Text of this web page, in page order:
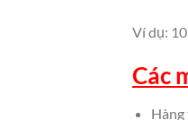
Ví dụ:
Các
Hàng